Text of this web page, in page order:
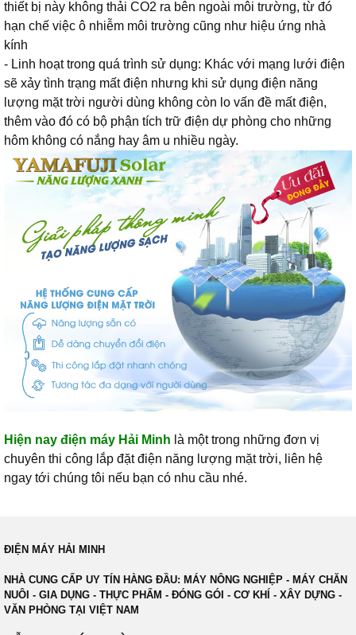
thiết bị này không thải CO2 ra bên ngoài môi trường, từ đó
hạn chế việc ô nhiễm môi trường cũng như hiệu ứng nhà
kính
- Linh hoạt trong quá trình sử dụng: Khác với mạng lưới điện
sẽ xảy tình trạng mất điện nhưng khi sử dụng điện năng
lượng mặt trời người dùng không còn lo vấn đề mất điện,
thêm vào đó có bộ phận tích trữ điện dự phòng cho những
hôm không có nắng hay âm u nhiều ngày.
Hiện nay điện máy Hải Minh là một trong những đơn vị
chuyên thi công lắp đặt điện năng lượng mặt trời, liên hệ
ngay tới chúng tôi nếu bạn có nhu cầu nhé.
ĐIỆN MÁY HẢI MINH
NHÀ CUNG CẤP UY TÍN HÀNG ĐẦU: MÁY NÔNG NGHIỆP - MÁY CHĂN
NUÔI - GIA DỤNG - THỰC PHẨM - ĐÓNG GÓI - CƠ KHÍ - XÂY DỰNG -
VĂN PHÒNG TẠI VIỆT NAM